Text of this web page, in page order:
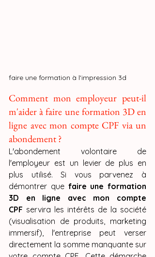
faire une formation à l'impression 3d
Comment mon employeur peut-il
m'aider à faire une formation 3D en
ligne avec mon compte CPF via un
abondement ?
L'abondement volontaire de
l'employeur est un levier de plus en
plus utilisé. Si vous parvenez à
démontrer que faire une formation
3D en ligne avec mon compte
CPF servira les intérêts de la société
(visualisation de produits, marketing
immersif), l'entreprise peut verser
directement la somme manquante sur